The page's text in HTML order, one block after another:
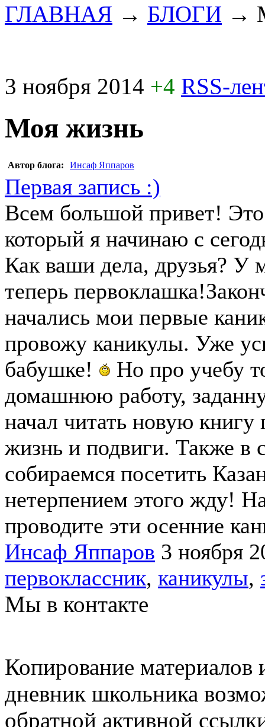
ГЛАВНАЯ → БЛОГИ →
3 ноября 2014 +4 RSS-
Моя жизнь
Автор блога: Инсаф Яппаров
Первая запись :)
Всем большой привет! Это
который я начинаю с
Как ваши дела, друзья? У
теперь
начались мои первые
провожу каникулы. Уже
бабушке!
Но про учебу
домашнюю работу,
начал читать новую
жизнь и подвиги. Также в
собираемся посетить
нетерпением этого жду!
проводите эти осенние
Инсаф Яппаров 3 ноября
первоклассник, каникулы,
Мы в контакте
Копирование материалов
дневник школьника
обратной активной